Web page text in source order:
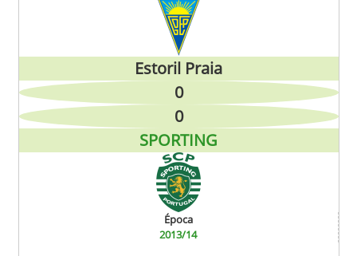
Estoril Praia
0
0
SPORTING
Época
2013/14